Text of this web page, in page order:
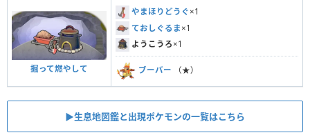
掘って燃やして
やまほりどうぐ ×1
ておしぐるま ×1
ようこうろ ×1
ブーバー （★）
▶︎生息地図鑑と出現ポケモンの一覧はこちら